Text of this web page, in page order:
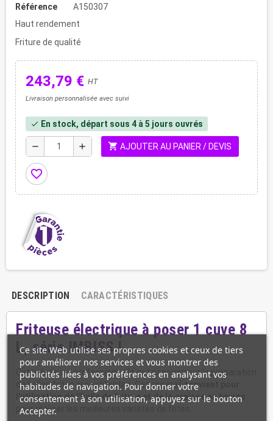
Référence
A150307
Haut rendement
Friture de qualité
243,79 € HT
Livraison personnalisée avec suivi
check En stock, départ sous 4 à 5 jours ouvrés
remove add shopping_cart AJOUTER AU PANIER / DEVIS
favorite_border
DESCRIPTION CARACTÉRISTIQUES
Friteuse électrique à poser 1 cuve 8
L, série IMBISS I
Cette friteuse professionnelle est conçue pour la préparation
de belles frites croustillantes. Cet appareilconvient pour
l'utilisation de l'huile de friture et de la graisse en barres
pour réaliser les meilleures variétés de frites.
Ce site Web utilise ses propres cookies et ceux de tiers
pour améliorer nos services et vous montrer des
publicités liées à vos préférences en analysant vos
habitudes de navigation. Pour donner votre
consentement à son utilisation, appuyez sur le bouton
Accepter.